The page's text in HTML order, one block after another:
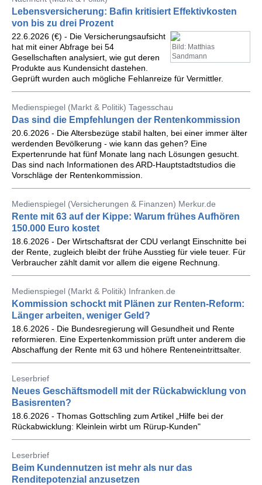
Lebensversicherung: Bafin kritisiert Effektivkosten
von bis zu drei Prozent
Bild: Matthias
Sandmann
22.6.2026 (€) - Die Versicherungsaufsicht
hat mit einer Abfrage bei 54
Gesellschaften analysiert, wie gut deren
Produkte aus Kundensicht dastehen.
Geprüft wurden auch mögliche Fehlanreize für Vermittler.
Medienspiegel (Markt & Politik) Tagesschau
Das sind die Empfehlungen der Rentenkommission
20.6.2026 - Die Altersbezüge stabil halten, bei einer immer älter
werdenden Bevölkerung - wie kann das gehen? Eine
Expertenrunde hat fünf Monate lang nach Lösungen gesucht.
Das sind nach Informationen des ARD-Hauptstadtstudios die
Vorschläge der Rentenkommission.
Medienspiegel (Versicherungen & Finanzen) Merkur.de
Rente mit 63 auf der Kippe: Warum frühes Aufhören
150.000 Euro kostet
18.6.2026 - Der Wirtschaftsrat der CDU verlangt Einschnitte bei
der Rente, zugleich bleibt der frühe Ausstieg für viele teuer. Für
Verbraucher zählt damit vor allem die eigene Rechnung.
Medienspiegel (Markt & Politik) Infranken.de
Kommission schockt mit Plänen zur Renten-Reform:
Länger arbeiten, weniger Geld?
18.6.2026 - Die Bundesregierung will Gesundheit und Rente
reformieren. Eine Expertenkommission prüft unter anderem die
Abschaffung der Rente mit 63 und höhere Renteneintrittsalter.
Leserbrief
Neues Geschäftsmodell mit der Rückabwicklung von
Basisrenten?
18.6.2026 - Thomas Gottschling zum Artikel „Hilfe bei der
Rückabwicklung: Kleinlein wirbt um Rürup-Kunden"
Leserbrief
Beim Kundennutzen ist mehr als nur das
Renditepotenzial anzusetzen